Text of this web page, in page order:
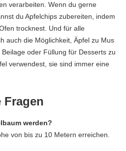
verarbeiten. Wenn du gerne
du Apfelchips zubereiten, indem
trocknest. Und für alle
auch die Möglichkeit, Äpfel zu Mus
oder Füllung für Desserts zu
verwendest, sie sind immer eine
Fragen
werden?
von bis zu 10 Metern erreichen.